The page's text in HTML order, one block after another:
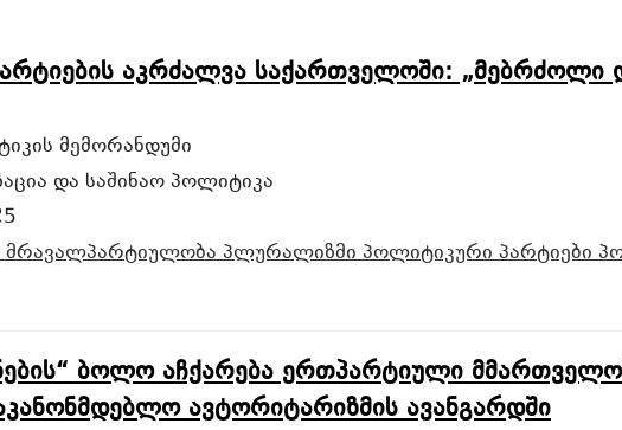
აკრძალვა საქართველოში:
მემორანდუმი
და საშინაო პოლიტიკა
მრავალპარტიულობაპლურალიზმიპოლიტიკური პარტიები
ბოლო აჩქარება ერთპარტიული
ავტორიტარიზმის ავანგარდში